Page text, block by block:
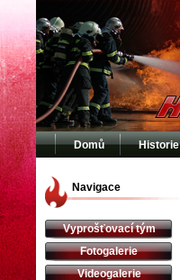
Domů Historie
Navigace
Vyprošťovací tým
Fotogalerie
Videogalerie